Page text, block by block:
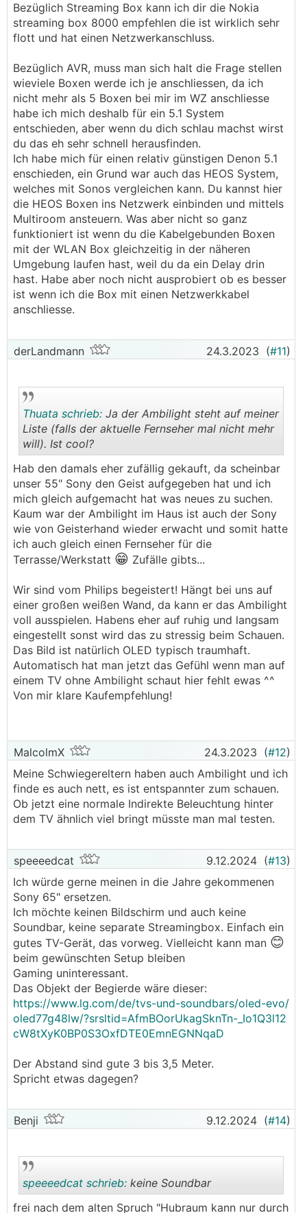
Philips an einem Onkyo 7.1 mit Heco Prime, KEF
und JBL. Standards sollte halt die gleichen sein
damit man das System nicht durch das
Bezüglich Streaming Box kann ich dir die Nokia
streaming box 8000 empfehlen die ist wirklich sehr
flott und hat einen Netzwerkanschluss.
Bezüglich AVR, muss man sich halt die Frage stellen
wieviele Boxen werde ich je anschliessen, da ich
nicht mehr als 5 Boxen bei mir im WZ anschliesse
habe ich mich deshalb für ein 5.1 System
entschieden, aber wenn du dich schlau machst wirst
du das eh sehr schnell herausfinden.
Ich habe mich für einen relativ günstigen Denon 5.1
enschieden, ein Grund war auch das HEOS System,
welches mit Sonos vergleichen kann. Du kannst hier
die HEOS Boxen ins Netzwerk einbinden und mittels
Multiroom ansteuern. Was aber nicht so ganz
funktioniert ist wenn du die Kabelgebunden Boxen
mit der WLAN Box gleichzeitig in der näheren
Umgebung laufen hast, weil du da ein Delay drin
hast. Habe aber noch nicht ausprobiert ob es besser
ist wenn ich die Box mit einen Netzwerkkabel
anschliesse.
derLandmann 24.3.2023 (#11)
..
Thuata schrieb: Ja der Ambilight steht auf meiner
Liste (falls der aktuelle Fernseher mal nicht mehr
will). Ist cool?
Hab den damals eher zufällig gekauft, da scheinbar
unser 55" Sony den Geist aufgegeben hat und ich
mich gleich aufgemacht hat was neues zu suchen.
Kaum war der Ambilight im Haus ist auch der Sony
wie von Geisterhand wieder erwacht und somit hatte
ich auch gleich einen Fernseher für die
Terrasse/Werkstatt 😁 Zufälle gibts...
Wir sind vom Philips begeistert! Hängt bei uns auf
einer großen weißen Wand, da kann er das Ambilight
voll ausspielen. Habens eher auf ruhig und langsam
eingestellt sonst wird das zu stressig beim Schauen.
Das Bild ist natürlich OLED typisch traumhaft.
Automatisch hat man jetzt das Gefühl wenn man auf
einem TV ohne Ambilight schaut hier fehlt ewas ^^
Von mir klare Kaufempfehlung!
MalcolmX 24.3.2023 (#12)
Meine Schwiegereltern haben auch Ambilight und ich
finde es auch nett, es ist entspannter zum schauen.
Ob jetzt eine normale Indirekte Beleuchtung hinter
dem TV ähnlich viel bringt müsste man mal testen.
speeeedcat 9.12.2024 (#13)
Ich würde gerne meinen in die Jahre gekommenen
Sony 65" ersetzen.
Ich möchte keinen Bildschirm und auch keine
Soundbar, keine separate Streamingbox. Einfach ein
gutes TV-Gerät, das vorweg. Vielleicht kann man 😊
beim gewünschten Setup bleiben
Gaming uninteressant.
Das Objekt der Begierde wäre dieser:
https://www.lg.com/de/tvs-und-soundbars/oled-evo/
oled77g48lw/?srsltid=AfmBOorUkagSknTn-_Io1Q3l12
cW8tXyK0BP0S3OxfDTE0EmnEGNNqaD
Der Abstand sind gute 3 bis 3,5 Meter.
Spricht etwas dagegen?
Benji 9.12.2024 (#14)
speeeedcat schrieb: keine Soundbar
frei nach dem alten Spruch "Hubraum kann nur durch